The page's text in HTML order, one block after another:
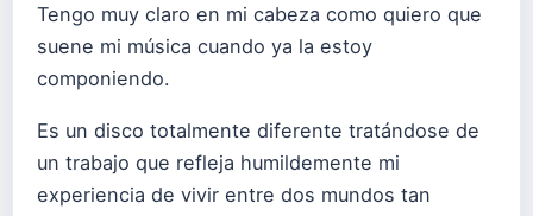
Tengo muy claro en mi cabeza como quiero que
suene mi música cuando ya la estoy
componiendo.
Es un disco totalmente diferente tratándose de
un trabajo que refleja humildemente mi
experiencia de vivir entre dos mundos tan